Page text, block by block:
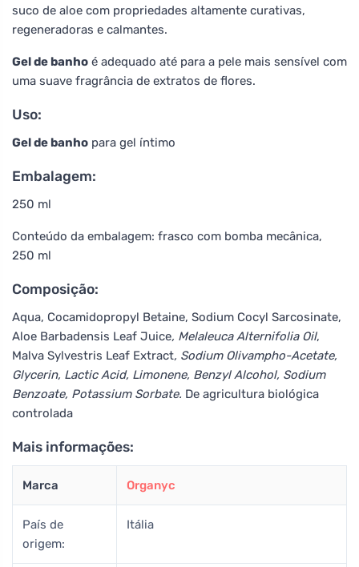
suco de aloe com propriedades altamente curativas,
regeneradoras e calmantes.
Gel de banho é adequado até para a pele mais sensível com
uma suave fragrância de extratos de flores.
Uso:
Gel de banho para gel íntimo
Embalagem:
250 ml
Conteúdo da embalagem: frasco com bomba mecânica,
250 ml
Composição:
Aqua, Cocamidopropyl Betaine, Sodium Cocyl Sarcosinate,
Aloe Barbadensis Leaf Juice, Melaleuca Alternifolia Oil,
Malva Sylvestris Leaf Extract, Sodium Olivampho-Acetate,
Glycerin, Lactic Acid, Limonene, Benzyl Alcohol, Sodium
Benzoate, Potassium Sorbate. De agricultura biológica
controlada
Mais informações:
Marca Organyc
País de
origem:
Itália